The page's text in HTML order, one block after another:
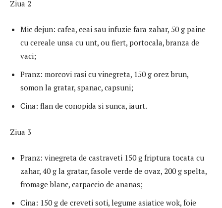
Ziua 2
Mic dejun: cafea, ceai sau infuzie fara zahar, 50 g paine
cu cereale unsa cu unt, ou fiert, portocala, branza de
vaci;
Pranz: morcovi rasi cu vinegreta, 150 g orez brun,
somon la gratar, spanac, capsuni;
Cina: flan de conopida si sunca, iaurt.
Ziua 3
Pranz: vinegreta de castraveti 150 g friptura tocata cu
zahar, 40 g la gratar, fasole verde de ovaz, 200 g spelta,
fromage blanc, carpaccio de ananas;
Cina: 150 g de creveti soti, legume asiatice wok, foie